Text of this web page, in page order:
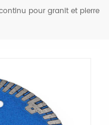
pour granit et pierre